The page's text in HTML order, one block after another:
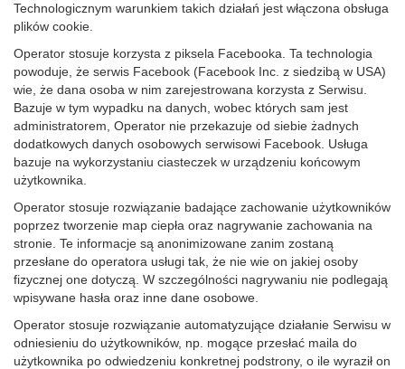
Technologicznym warunkiem takich działań jest włączona obsługa
plików cookie.
Operator stosuje korzysta z piksela Facebooka. Ta technologia
powoduje, że serwis Facebook (Facebook Inc. z siedzibą w USA)
wie, że dana osoba w nim zarejestrowana korzysta z Serwisu.
Bazuje w tym wypadku na danych, wobec których sam jest
administratorem, Operator nie przekazuje od siebie żadnych
dodatkowych danych osobowych serwisowi Facebook. Usługa
bazuje na wykorzystaniu ciasteczek w urządzeniu końcowym
użytkownika.
Operator stosuje rozwiązanie badające zachowanie użytkowników
poprzez tworzenie map ciepła oraz nagrywanie zachowania na
stronie. Te informacje są anonimizowane zanim zostaną
przesłane do operatora usługi tak, że nie wie on jakiej osoby
fizycznej one dotyczą. W szczególności nagrywaniu nie podlegają
wpisywane hasła oraz inne dane osobowe.
Operator stosuje rozwiązanie automatyzujące działanie Serwisu w
odniesieniu do użytkowników, np. mogące przesłać maila do
użytkownika po odwiedzeniu konkretnej podstrony, o ile wyraził on